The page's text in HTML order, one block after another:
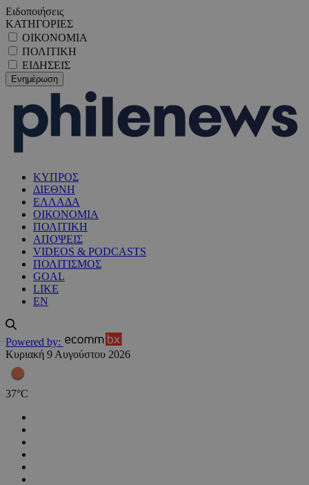
Ειδοποιήσεις
ΚΑΤΗΓΟΡΙΕΣ
ΟΙΚΟΝΟΜΙΑ
ΠΟΛΙΤΙΚΗ
ΕΙΔΗΣΕΙΣ
ΚΥΠΡΟΣ
ΔΙΕΘΝΗ
ΕΛΛΑΔΑ
ΟΙΚΟΝΟΜΙΑ
ΠΟΛΙΤΙΚΗ
ΑΠΟΨΕΙΣ
VIDEOS & PODCASTS
ΠΟΛΙΤΙΣΜΟΣ
GOAL
LIKE
EN
Powered by:
Κυριακή 9 Αυγούστου 2026
37°C